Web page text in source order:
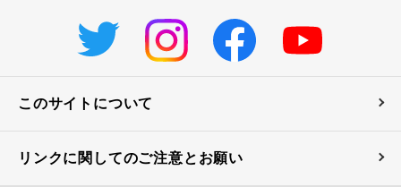
このサイトについて
リンクに関してのご注意とお願い